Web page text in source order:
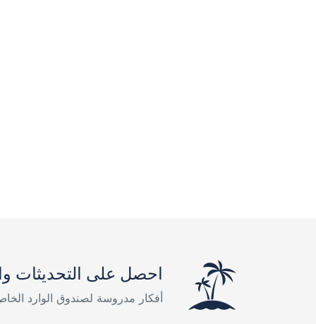
احصل على التحديثات
أفكار مدروسة لصندوق الوارد